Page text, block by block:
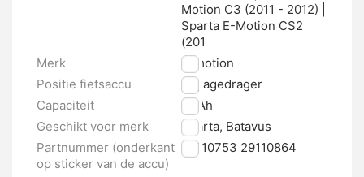
Motion C3 (2011 - 2012) |
Sparta E-Motion CS2
(201
Merk
E-motion
Positie fietsaccu
Bagagedrager
Capaciteit
10 Ah
Geschikt voor merk
Sparta, Batavus
Partnummer (onderkant
op sticker van de accu)
29110753 29110864